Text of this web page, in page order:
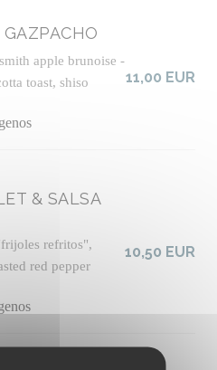
apple brunoise -
toast, shiso
11,00 EUR
& SALSA
refritos",
red pepper
10,50 EUR